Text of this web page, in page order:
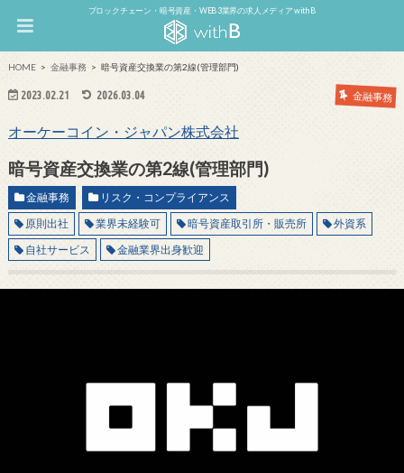
ブロックチェーン・暗号資産・WEB3業界の求人メディア withB
HOME 金融事務 暗号資産交換業の第2線(管理部門)
2023.02.21 2026.03.04 金融事務
オーケーコイン・ジャパン株式会社
暗号資産交換業の第2線(管理部門)
金融事務
リスク・コンプライアンス
原則出社
業界未経験可 暗号資産取引所・販売所
外資系
自社サービス
金融業界出身歓迎